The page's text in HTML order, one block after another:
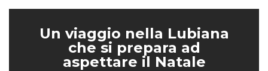
Un viaggio nella Lubiana
che si prepara ad
aspettare il Natale